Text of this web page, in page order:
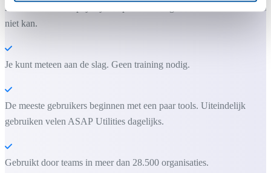
ASAP Utilities helpt je tijd besparen en dingen doen die Excel alleen
niet kan.
Je kunt meteen aan de slag. Geen training nodig.
De meeste gebruikers beginnen met een paar tools. Uiteindelijk
gebruiken velen ASAP Utilities dagelijks.
Gebruikt door teams in meer dan 28.500 organisaties.